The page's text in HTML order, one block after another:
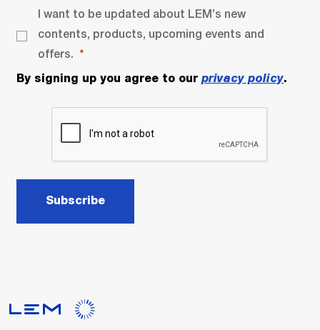
I want to be updated about LEM’s new
contents, products, upcoming events and
offers.
By signing up you agree to our privacy policy.
Subscribe